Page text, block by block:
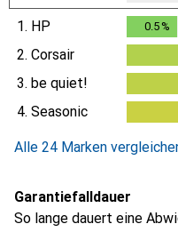
1. HP 0.5%
2. Corsair
3. be quiet!
4. Seasonic
Alle 24 Marken
Garantiefalldauer
So lange dauert eine